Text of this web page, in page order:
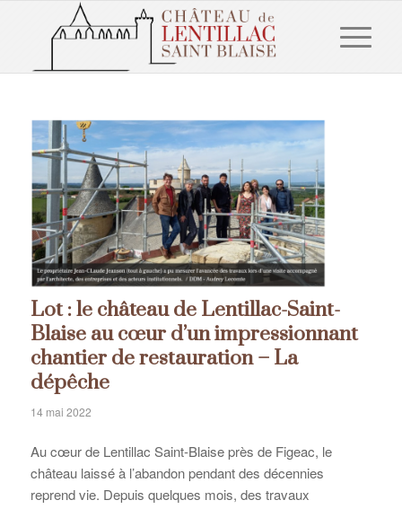
Lot : le château de Lentillac-Saint-
Blaise au cœur d’un impressionnant
chantier de restauration – La
dépêche
14 mai 2022
Au cœur de Lentillac Saint-Blaise près de Figeac, le
château laissé à l’abandon pendant des décennies
reprend vie. Depuis quelques mois, des travaux